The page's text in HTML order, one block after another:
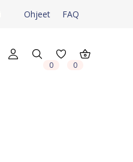
Ohjeet FAQ
0 0